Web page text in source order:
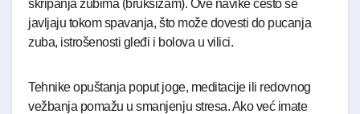
škripanja zubima (bruksizam). Ove navike često se
javljaju tokom spavanja, što može dovesti do pucanja
zuba, istrošenosti gleđi i bolova u vilici.
Tehnike opuštanja poput joge, meditacije ili redovnog
vežbanja pomažu u smanjenju stresa. Ako već imate